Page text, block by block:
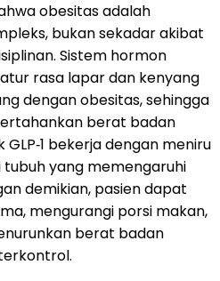
obesitas adalah
bukan sekadar akibat
Sistem hormon
rasa lapar dan kenyang
dengan obesitas, sehingga
berat badan
bekerja dengan meniru
yang memengaruhi
demikian, pasien dapat
mengurangi porsi makan,
berat badan